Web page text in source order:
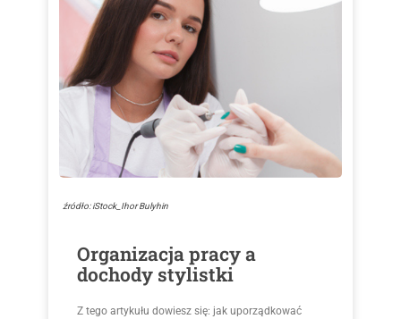
źródło: iStock_Ihor Bulyhin
Organizacja pracy a
dochody stylistki
Z tego artykułu dowiesz się: jak uporządkować